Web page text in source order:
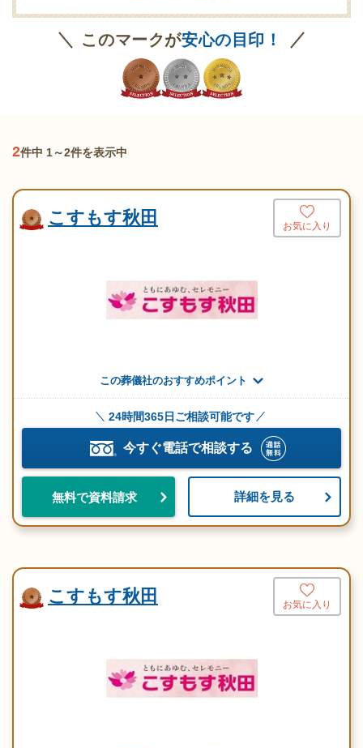
このマークが安心の目印！
2件中 1～2件を表示中
こすもす秋田 お気に入り
この葬儀社のおすすめポイント
24時間365日ご相談可能です
今すぐ電話で相談する
無料で資料請求 詳細を見る
こすもす秋田 お気に入り